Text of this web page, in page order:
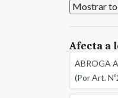
Mostrar
Afecta a
ABROGA A
(Por Art.